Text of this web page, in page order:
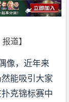
道】
像，近年来
能吸引大家
克锦标赛中